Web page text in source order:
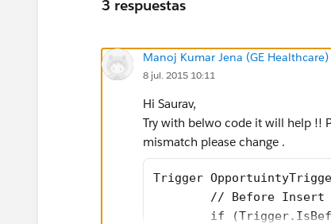
3 respuestas
Manoj Kumar Jena (GE Healthcare)
8 jul. 2015 10:11
Hi Saurav,
Try with belwo code it will help !!
mismatch please change .
Trigger
// Before Insert
if